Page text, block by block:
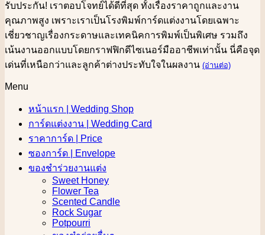
รับประกัน! เราตอบโจทย์ได้ดีที่สุด ทั้งเรื่องราคาถูกและงาน
คุณภาพสูง เพราะเราเป็นโรงพิมพ์การ์ดแต่งงานโดยเฉพาะ
เชี่ยวชาญเรื่องกระดาษและเทคนิคการพิมพ์เป็นพิเศษ รวมถึง
เน้นงานออกแบบโดยกราฟฟิกดีไซเนอร์มืออาชีพเท่านั้น นี่คือจุด
เด่นที่เหนือกว่าและลูกค้าต่างประทับใจในผลงาน (อ่านต่อ)
Menu
หน้าแรก | Wedding Shop
การ์ดแต่งงาน | Wedding Card
ราคาการ์ด | Price
ซองการ์ด | Envelope
ของชำร่วยงานแต่ง
Sweet Honey
Flower Tea
Scented Candle
Rock Sugar
Potpourri